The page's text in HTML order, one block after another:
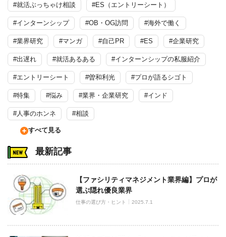
#就活ぶっちゃけ相談 #ES（エントリーシート）
#インターンシップ #OB・OG訪問 #海外で働く
#業界研究 #マンガ #自己PR #ES #企業研究
#出遅れ #就活あるある #インターンシップの私服紹介
#エントリーシート #曽和利光 #プロが語るシゴト
#特集 #悩み #業界・企業研究 #インド
#人事のホンネ #相談
すべて見る
最新記事
【ファシリティマネジメント業界編】プロが
選ぶ隠れ優良業界
仕事の選び方・ヒント 2025.7.1